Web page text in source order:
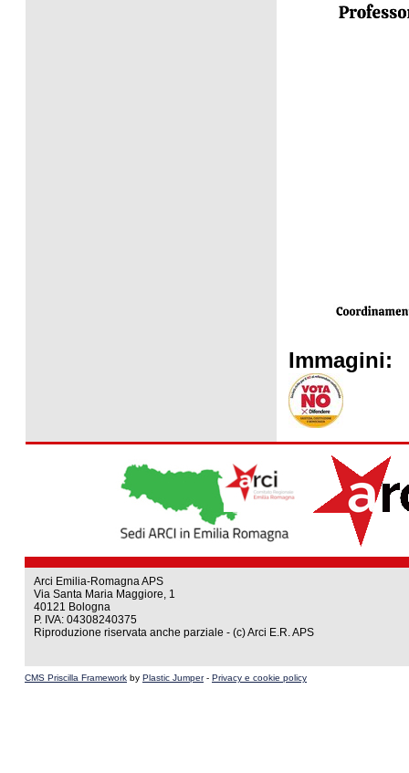
Immagini:
Arci Emilia-Romagna APS
Via Santa Maria Maggiore, 1
40121 Bologna
P. IVA: 04308240375
Riproduzione riservata anche parziale - (c) Arci E.R. APS
CMS Priscilla Framework by Plastic Jumper- Privacy e cookie policy